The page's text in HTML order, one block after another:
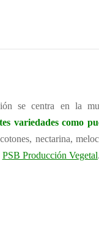
se centra en la
variedades como
nectarina,
PSB Producción Vegetal.